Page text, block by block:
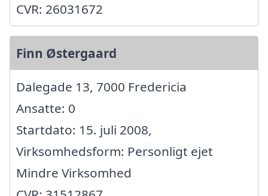
CVR: 26031672
Finn Østergaard
Dalegade 13, 7000 Fredericia
Ansatte: 0
Startdato: 15. juli 2008,
Virksomhedsform: Personligt ejet
Mindre Virksomhed